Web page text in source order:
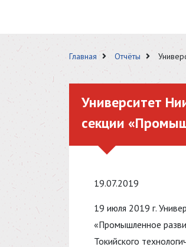
Главная Отчёты
Университет
секции
19.07.2019
19 июля 2019 г.
«Промышленное
Токийского